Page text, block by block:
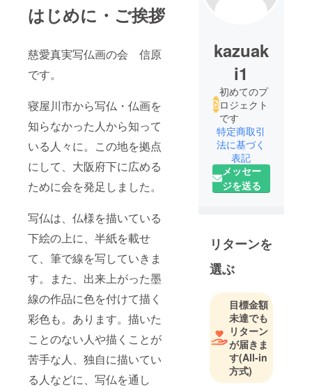
はじめに・ご挨拶
慈愛真実写仏画の会 信原
です。
寝屋川市から写仏・仏画を
知らなかった人から知って
いる人々に。この地を拠点
にして、大阪府下に広める
ために会を発足しました。
写仏は、仏様を描いている
下絵の上に、半紙を載せ
て、筆で線を写していきま
す。また、出来上がった墨
線の作品に色を付けて描く
彩色も。あります。描いた
ことのない人や描くことが
苦手な人、独自に描いてい
る人などに、写仏を通し
kazuak
i1
初めてのプ
ロジェクト
です
特定商取引
法に基づく
表記
メッセー
ジを送る
リターンを
選ぶ
目標金額
未達でも
リターン
が届きま
す(All-in
方式)